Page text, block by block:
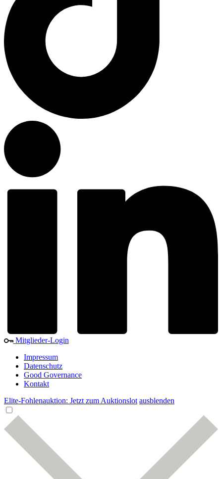
Mitglieder-Login
Impressum
Datenschutz
Good Governance
Kontakt
Elite-Fohlenauktion: Jetzt zum Auktionslot ausblenden